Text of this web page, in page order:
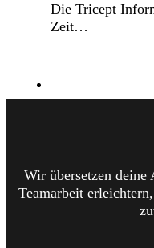
Die Tricept
Zeit…
Wir übersetzen deine
Teamarbeit